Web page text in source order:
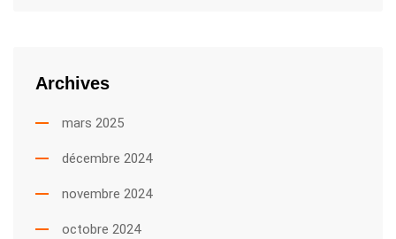
Archives
mars 2025
décembre 2024
novembre 2024
octobre 2024